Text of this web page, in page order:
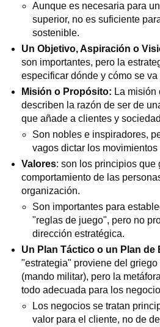
Aunque es necesaria para
superior, no es suficiente
sostenible.
Un Objetivo, Aspiración o
son importantes, pero la
especificar dónde y cómo se va
Misión o Propósito: La misión
describen la razón de ser de
que añade a clientes y
Son nobles e inspiradores,
vagos dictar los movimientos
Valores: son los principios que
comportamiento de las
organización.
Son importantes para
"reglas de juego", pero no
dirección estratégica.
Un Plan Táctico o un Plan de
"estrategia" proviene del
(mando militar), pero la
todo adecuada para los
Los negocios se tratan
valor para el cliente, no de